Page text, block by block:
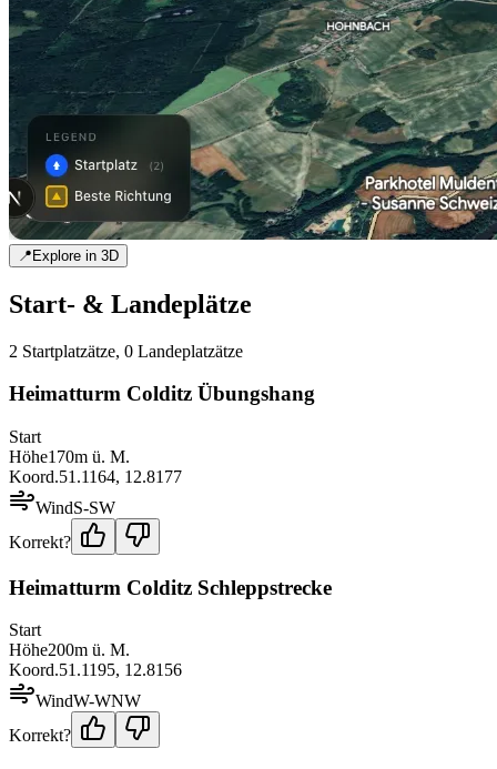
📍Explore in 3D
Start- & Landeplätze
2 Startplatzätze, 0 Landeplatzätze
Heimatturm Colditz Übungshang
Start
Höhe170m ü. M.
Koord.51.1164, 12.8177
WindS-SW
Korrekt?
Heimatturm Colditz Schleppstrecke
Start
Höhe200m ü. M.
Koord.51.1195, 12.8156
WindW-WNW
Korrekt?